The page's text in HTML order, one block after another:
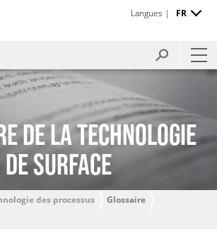
Langues | FR
DE LA TECHNOLOGIE
DE SURFACE
des processus
Glossaire